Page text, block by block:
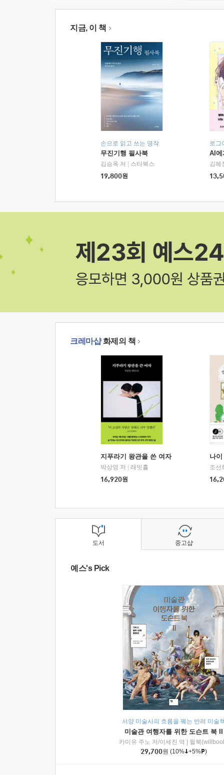
지금, 이 책
손으로 읽고 쓰는 명작
무진기행 필사북
김승옥 저
스타북스
19,800원
로그
AI에
김혜
크레마샵화제의 책
지푸라기 왕관을 쓴 여자
박상영 저
래빗홀
16,920원
나
조선
도서
예스's Pick
서양 미술사의 흐름을 꿰는 반려 미술
미술관 여행자를 위한 도슨트 북 II
카미유 주노 저/이세진 역
윌북
29,700원 (10% +5% )
중고샵